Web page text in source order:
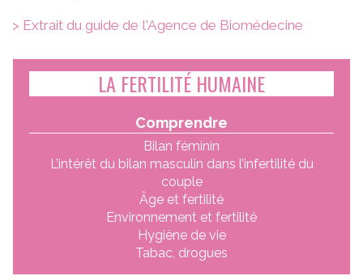
> Extrait du guide de l'Agence de Biomédecine
LA FERTILITÉ HUMAINE
Comprendre
Bilan féminin
L’intérêt du bilan masculin dans l’infertilité du
couple
Âge et fertilité
Environnement et fertilité
Hygiène de vie
Tabac, drogues